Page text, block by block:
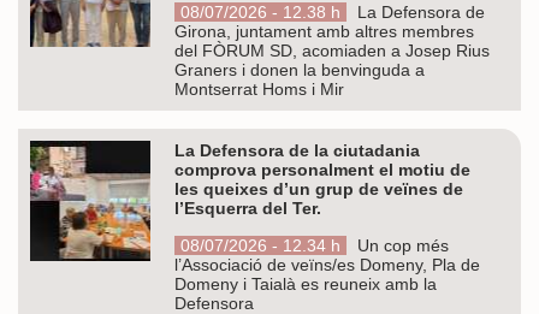
08/07/2026 - 12.38 h
La Defensora de
Girona, juntament amb altres membres
del FÒRUM SD, acomiaden a Josep Rius
Graners i donen la benvinguda a
Montserrat Homs i Mir
La Defensora de la ciutadania
comprova personalment el motiu de
les queixes d’un grup de veïnes de
l’Esquerra del Ter.
08/07/2026 - 12.34 h
Un cop més
l’Associació de veïns/es Domeny, Pla de
Domeny i Taialà es reuneix amb la
Defensora